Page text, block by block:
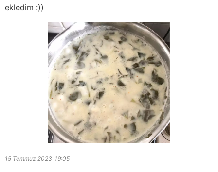
ekledim :))
15 Temmuz 2023 19:05